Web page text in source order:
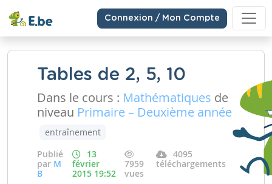
Connexion / Mon Compte
Tables de 2, 5, 10
Dans le cours : Mathématiques de
niveau Primaire – Deuxième année
entraînement
Publié
par M
B
13
février
2015 19:52
7959
vues
4095
téléchargements